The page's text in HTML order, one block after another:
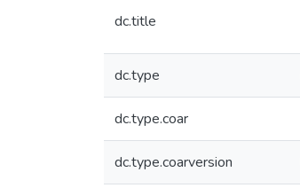
dc.title
dc.type
dc.type.coar
dc.type.coarversion